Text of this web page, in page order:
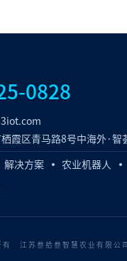
0828
霞区青马路8号中海外·智
解决方案 农业机器人
有 江苏叁拾叁智慧农业有限公